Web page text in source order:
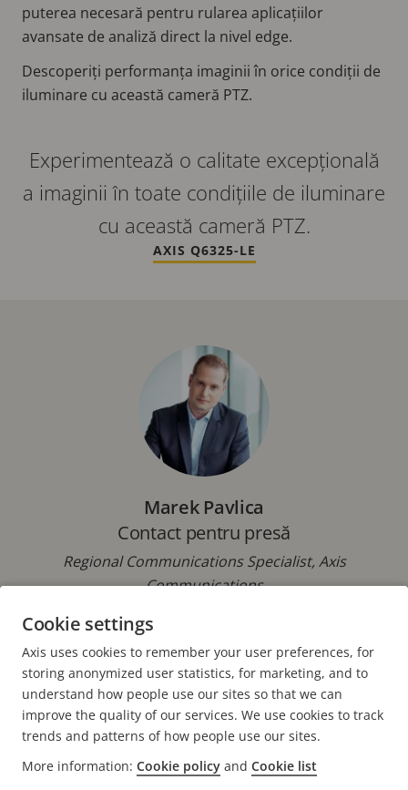
puterea necesară pentru rularea aplicațiilor
avansate de analiză direct la nivel edge.
Descoperiți performanța imaginii în orice condiții de
iluminare cu această cameră PTZ.
Experimentează o calitate excepțională
a imaginii în toate condițiile de iluminare
cu această cameră PTZ.
AXIS Q6325-LE
Marek Pavlica
Contact pentru presă
Regional Communications Specialist, Axis
Communications
Telefon: +42 073 431 9237
E-mail:marek.pavlica@axis.com
FOOTER
CONTACT
Cookie settings
Axis uses cookies to remember your user preferences, for
storing anonymized user statistics, for marketing, and to
understand how people use our sites so that we can
improve the quality of our services. We use cookies to track
trends and patterns of how people use our sites.
More information: Cookie policy and Cookie list